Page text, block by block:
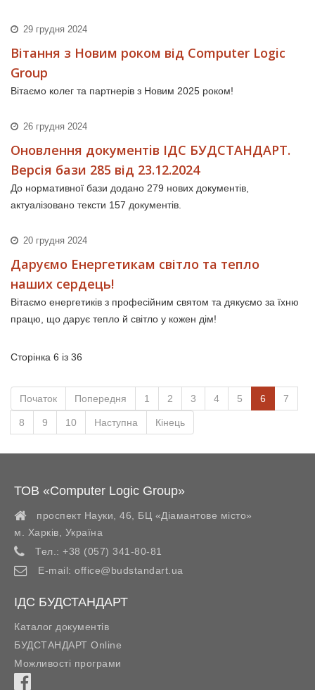
29 грудня 2024
Вітання з Новим роком від Computer Logic
Group
Вітаємо колег та партнерів з Новим 2025 роком!
26 грудня 2024
Оновлення документiв ІДС БУДСТАНДАРТ.
Версія бази 285 від 23.12.2024
До нормативної бази додано 279 нових документів,
актуалізовано тексти 157 документів.
20 грудня 2024
Даруємо Енергетикам світло та тепло
наших сердець!
Вітаємо енергетиків з професійним святом та дякуємо за їхню
працю, що дарує тепло й світло у кожен дім!
Сторінка 6 із 36
Початок Попередня 1 2 3 4 5 6 7
8 9 10 Наступна Кінець
ТОВ «Computer Logic Group»
проспект Науки, 46, БЦ «Діамантове місто»
м. Харків
Україна
Тел.: +38 (057) 341-80-81
E-mail: office@budstandart.ua
ІДС БУДСТАНДАРТ
Каталог документів
БУДСТАНДАРТ Online
Можливості програми